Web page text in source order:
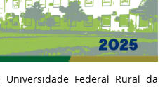
Federal Rural da